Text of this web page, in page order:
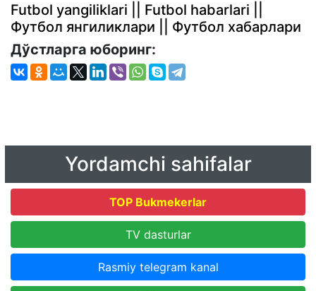
Futbol yangiliklari || Futbol habarlari ||
Футбол янгиликлари || Футбол хабарлари
Дўстларга юборинг:
Yordamchi sahifalar
TOP Bukmekerlar
TV dasturlar
Rasmiy telegram kanal